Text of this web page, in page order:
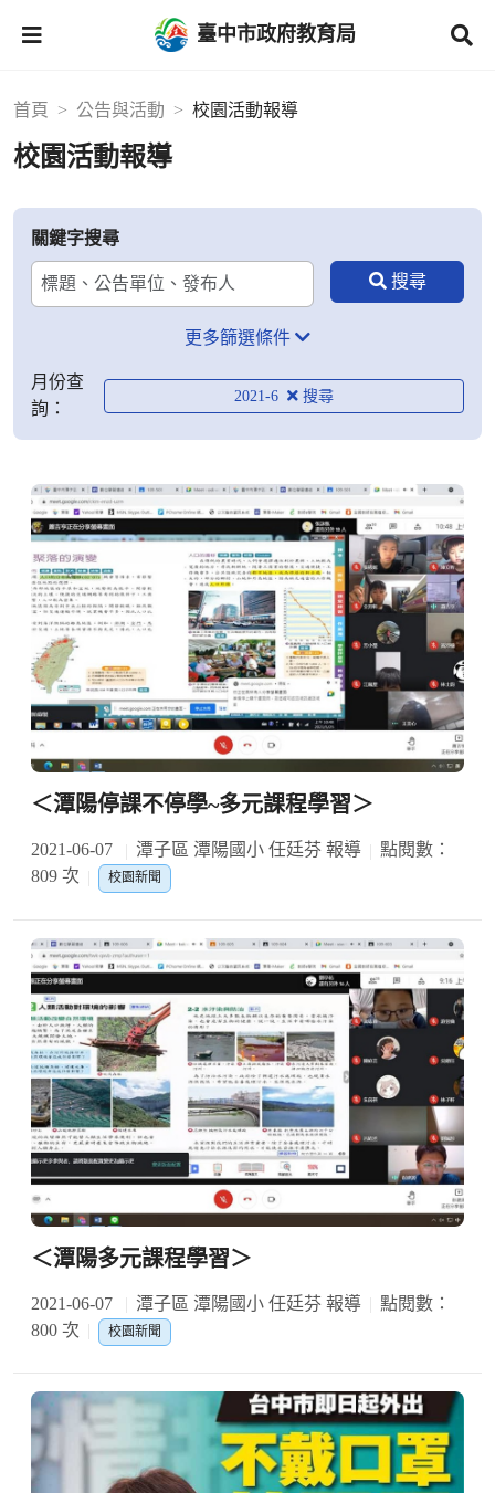
臺中市政府教育局
首頁 公告與活動 校園活動報導
校園活動報導
關鍵字搜尋
更多篩選條件
月份查
詢：
2021-6
＜潭陽停課不停學~多元課程學習＞
2021-06-07 潭子區 潭陽國小 任廷芬 報導
點閱數：
809 次
校園新聞
＜潭陽多元課程學習＞
2021-06-07 潭子區 潭陽國小 任廷芬 報導
點閱數：
800 次
校園新聞